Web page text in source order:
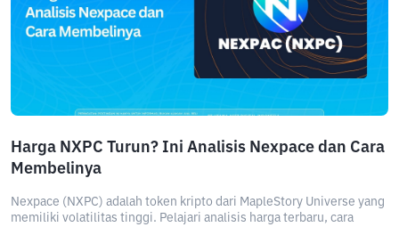
Harga NXPC Turun? Ini Analisis Nexpace dan Cara
Membelinya
Nexpace (NXPC) adalah token kripto dari MapleStory Universe yang
memiliki volatilitas tinggi. Pelajari analisis harga terbaru, cara